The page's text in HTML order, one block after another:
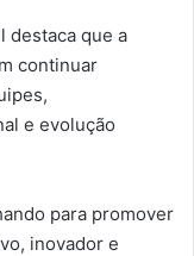
destaca que a
continuar
e evolução
para promover
inovador e